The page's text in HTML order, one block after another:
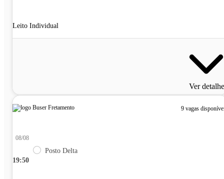
Leito Individual
Ver
9 vagas
19:50
08/08
Posto Delta